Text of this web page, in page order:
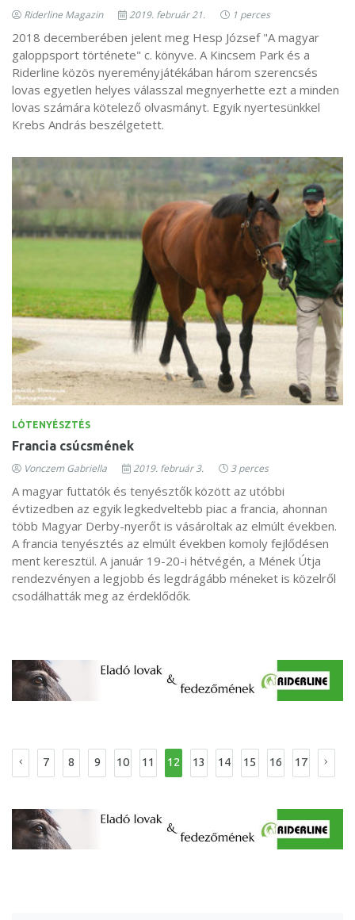
Riderline Magazin 2019. február 21. 1 perces
2018 decemberében jelent meg Hesp József "A magyar
galoppsport története" c. könyve. A Kincsem Park és a
Riderline közös nyereményjátékában három szerencsés
lovas egyetlen helyes válasszal megnyerhette ezt a minden
lovas számára kötelező olvasmányt. Egyik nyertesünkkel
Krebs András beszélgetett.
LÓTENYÉSZTÉS
Francia csúcsmének
Vonczem Gabriella 2019. február 3. 3 perces
A magyar futtatók és tenyésztők között az utóbbi
évtizedben az egyik legkedveltebb piac a francia, ahonnan
több Magyar Derby-nyerőt is vásároltak az elmúlt években.
A francia tenyésztés az elmúlt években komoly fejlődésen
ment keresztül. A január 19-20-i hétvégén, a Mének Útja
rendezvényen a legjobb és legdrágább méneket is közelről
csodálhatták meg az érdeklődők.
7 8 9 10 11 12 13 14 15 16 17